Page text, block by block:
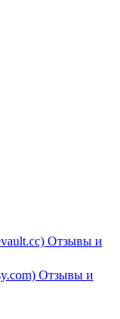
Отзывы и
Отзывы и